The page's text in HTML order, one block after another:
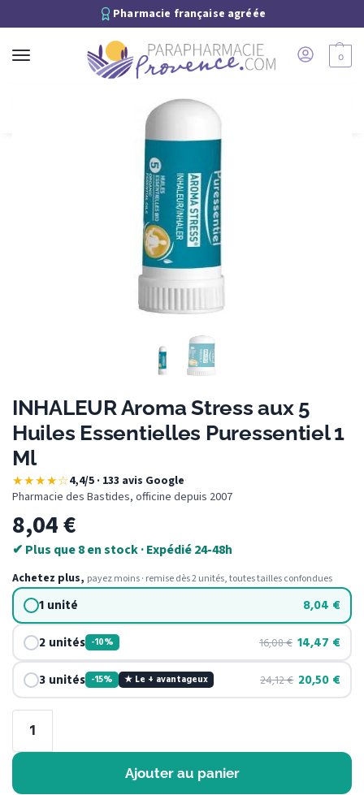
Pharmacie française agréée
0
INHALEUR Aroma Stress aux 5
Huiles Essentielles Puressentiel 1
Ml
★★★★☆4,4/5 · 133 avis Google·
Pharmacie des Bastides, officine depuis 2007
8,04€
✔ Plus que 8 en stock · Expédié 24-48h
Achetez plus, payez moins · remise dès 2 unités, toutes tailles confondues
1 unité 8,04 €
2 unités -10% 16,08€ 14,47 €
3 unités -15% ★ Le + avantageux 24,12€ 20,50 €
Ajouter au panier